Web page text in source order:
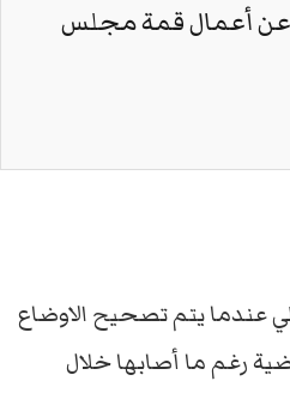
عن أعمال قمة مجلس
عندما يتم تصحيح الاوضاع
وقطر لم تغب أبدا عن جميع القمم الـ40 الماضية رغم ما أصابها خلال